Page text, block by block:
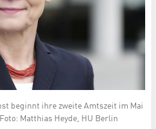
beginnt ihre zweite Amtszeit im Mai
Matthias Heyde, HU Berlin